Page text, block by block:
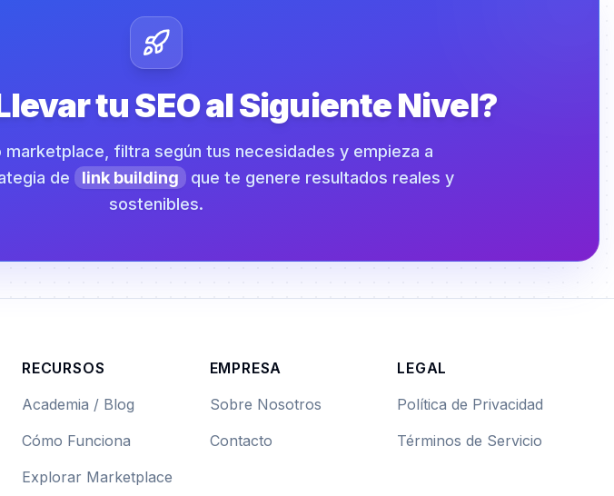
tu SEO al Siguiente Nivel?
marketplace, filtra según tus necesidades y empieza a
de
link building
que te genere resultados reales y
sostenibles.
RECURSOS
Academia / Blog
Cómo Funciona
Explorar Marketplace
EMPRESA
Sobre Nosotros
Contacto
LEGAL
Política de Privacidad
Términos de Servicio